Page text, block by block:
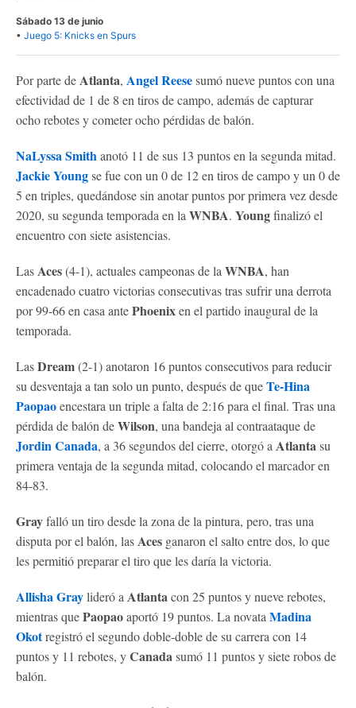
Sábado 13 de junio
• Juego 5: Knicks en Spurs
Por parte deAtlanta, Angel Reesesumó nueve puntos con una
efectividad de 1 de 8 en tiros de campo, además de capturar
ocho rebotes y cometer ocho pérdidas de balón.
NaLyssa Smithanotó 11 de sus 13 puntos en la segunda mitad.
Jackie Youngse fue con un 0 de 12 en tiros de campo y un 0 de
5 en triples, quedándose sin anotar puntos por primera vez desde
2020, su segunda temporada en laWNBA. Youngfinalizó el
encuentro con siete asistencias.
LasAces(4-1), actuales campeonas de laWNBA, han
encadenado cuatro victorias consecutivas tras sufrir una derrota
por 99-66 en casa antePhoenixen el partido inaugural de la
temporada.
LasDream(2-1) anotaron 16 puntos consecutivos para reducir
su desventaja a tan solo un punto, después de queTe-Hina
Paopaoencestara un triple a falta de 2:16 para el final. Tras una
pérdida de balón deWilson, una bandeja al contraataque de
Jordin Canada, a 36 segundos del cierre, otorgó aAtlantasu
primera ventaja de la segunda mitad, colocando el marcador en
84-83.
Grayfalló un tiro desde la zona de la pintura, pero, tras una
disputa por el balón, lasAces ganaron el salto entre dos, lo que
les permitió preparar el tiro que les daría la victoria.
Allisha Graylideró aAtlantacon 25 puntos y nueve rebotes,
mientras quePaopaoaportó 19 puntos. La novataMadina
Okotregistró el segundo doble-doble de su carrera con 14
puntos y 11 rebotes, yCanadasumó 11 puntos y siete robos de
balón.